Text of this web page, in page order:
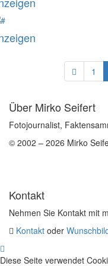
1
Über Mirko Seifert
Fotojournalist,
© 2002 – 2026 Mirko
Kontakt
Nehmen Sie Kontakt mit
Kontakt oder
Diese Seite verwendet